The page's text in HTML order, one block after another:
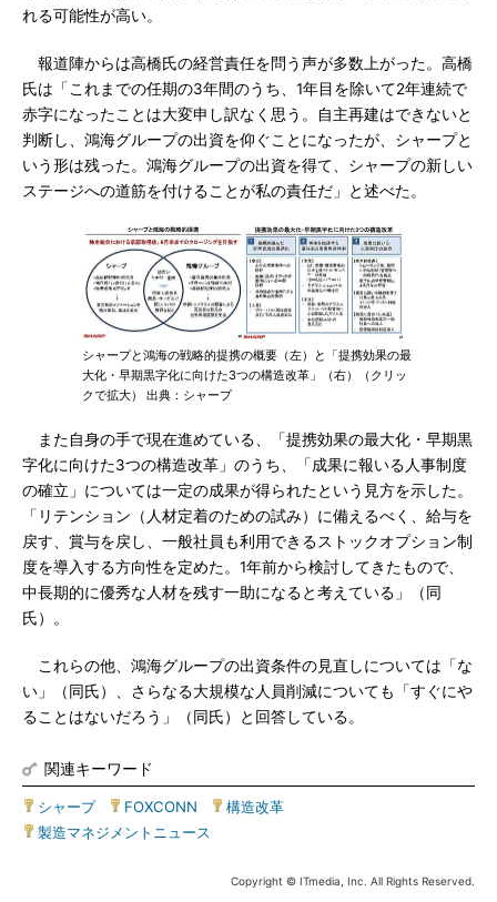
れる可能性が高い。
報道陣からは高橋氏の経営責任を問う声が多数上がった。高橋
氏は「これまでの任期の3年間のうち、1年目を除いて2年連続で
赤字になったことは大変申し訳なく思う。自主再建はできないと
判断し、鴻海グループの出資を仰ぐことになったが、シャープと
いう形は残った。鴻海グループの出資を得て、シャープの新しい
ステージへの道筋を付けることが私の責任だ」と述べた。
シャープと鴻海の戦略的提携の概要（左）と「提携効果の最
大化・早期黒字化に向けた3つの構造改革」（右）（クリッ
クで拡大） 出典：シャープ
また自身の手で現在進めている、「提携効果の最大化・早期黒
字化に向けた3つの構造改革」のうち、「成果に報いる人事制度
の確立」については一定の成果が得られたという見方を示した。
「リテンション（人材定着のための試み）に備えるべく、給与を
戻す、賞与を戻し、一般社員も利用できるストックオプション制
度を導入する方向性を定めた。1年前から検討してきたもので、
中長期的に優秀な人材を残す一助になると考えている」（同
氏）。
これらの他、鴻海グループの出資条件の見直しについては「な
い」（同氏）、さらなる大規模な人員削減についても「すぐにや
ることはないだろう」（同氏）と回答している。
関連キーワード
シャープ| FOXCONN 構造改革
製造マネジメントニュース
Copyright © ITmedia, Inc. All Rights Reserved.